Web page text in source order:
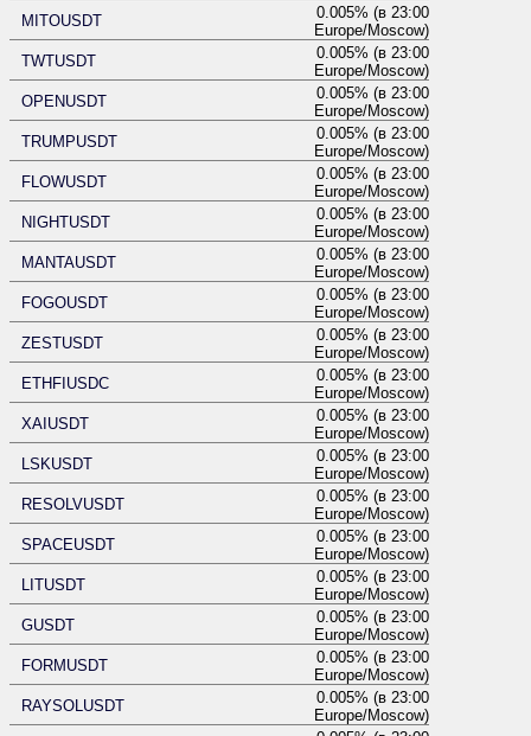
MITOUSDT
0.005% (в 23:00
Europe/Moscow)
TWTUSDT
0.005% (в 23:00
Europe/Moscow)
OPENUSDT
0.005% (в 23:00
Europe/Moscow)
TRUMPUSDT
0.005% (в 23:00
Europe/Moscow)
FLOWUSDT
0.005% (в 23:00
Europe/Moscow)
NIGHTUSDT
0.005% (в 23:00
Europe/Moscow)
MANTAUSDT
0.005% (в 23:00
Europe/Moscow)
FOGOUSDT
0.005% (в 23:00
Europe/Moscow)
ZESTUSDT
0.005% (в 23:00
Europe/Moscow)
ETHFIUSDC
0.005% (в 23:00
Europe/Moscow)
XAIUSDT
0.005% (в 23:00
Europe/Moscow)
LSKUSDT
0.005% (в 23:00
Europe/Moscow)
RESOLVUSDT
0.005% (в 23:00
Europe/Moscow)
SPACEUSDT
0.005% (в 23:00
Europe/Moscow)
LITUSDT
0.005% (в 23:00
Europe/Moscow)
GUSDT
0.005% (в 23:00
Europe/Moscow)
FORMUSDT
0.005% (в 23:00
Europe/Moscow)
RAYSOLUSDT
0.005% (в 23:00
Europe/Moscow)